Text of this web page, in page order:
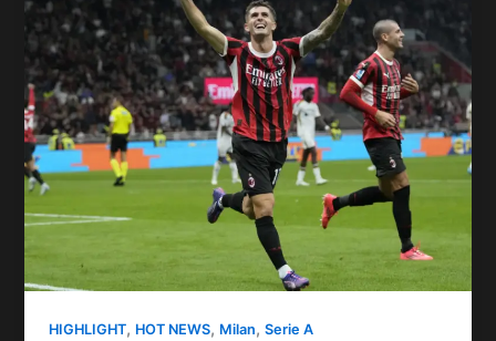
HIGHLIGHT, HOT NEWS, Milan,Serie A